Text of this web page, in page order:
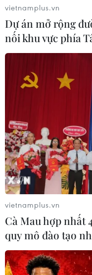
vietnamplus.vn
Dự án mở rộng
nối khu vực phía
vietnamplus.vn
Cà Mau hợp nhất
quy mô đào tạo